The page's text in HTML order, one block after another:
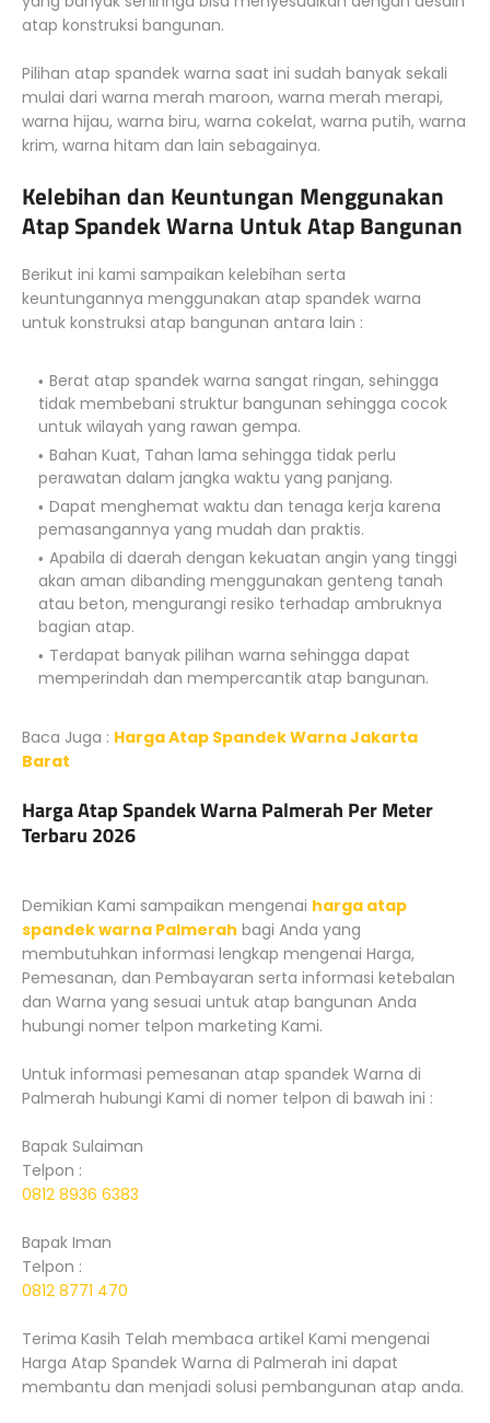
atap konstruksi bangunan.
Pilihan atap spandek warna saat ini sudah banyak sekali
mulai dari warna merah maroon, warna merah merapi,
warna hijau, warna biru, warna cokelat, warna putih, warna
krim, warna hitam dan lain sebagainya.
Kelebihan dan Keuntungan Menggunakan
Atap Spandek Warna Untuk Atap Bangunan
Berikut ini kami sampaikan kelebihan serta
keuntungannya menggunakan atap spandek warna
untuk konstruksi atap bangunan antara lain :
Berat atap spandek warna sangat ringan, sehingga
tidak membebani struktur bangunan sehingga cocok
untuk wilayah yang rawan gempa.
Bahan Kuat, Tahan lama sehingga tidak perlu
perawatan dalam jangka waktu yang panjang.
Dapat menghemat waktu dan tenaga kerja karena
pemasangannya yang mudah dan praktis.
Apabila di daerah dengan kekuatan angin yang tinggi
akan aman dibanding menggunakan genteng tanah
atau beton, mengurangi resiko terhadap ambruknya
bagian atap.
Terdapat banyak pilihan warna sehingga dapat
memperindah dan mempercantik atap bangunan.
Baca Juga : Harga Atap Spandek Warna Jakarta
Barat
Harga Atap Spandek Warna Palmerah Per Meter
Terbaru 2026
Demikian Kami sampaikan mengenai harga atap
spandek warna Palmerah bagi Anda yang
membutuhkan informasi lengkap mengenai Harga,
Pemesanan, dan Pembayaran serta informasi ketebalan
dan Warna yang sesuai untuk atap bangunan Anda
hubungi nomer telpon marketing Kami.
Untuk informasi pemesanan atap spandek Warna di
Palmerah hubungi Kami di nomer telpon di bawah ini :
Bapak Sulaiman
Telpon :
0812 8936 6383
Bapak Iman
Telpon :
0812 8771 470
Terima Kasih Telah membaca artikel Kami mengenai
Harga Atap Spandek Warna di Palmerah ini dapat
membantu dan menjadi solusi pembangunan atap anda.